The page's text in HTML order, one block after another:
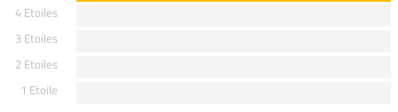
4 Etoiles
3 Etoiles
2 Etoiles
1 Etoile